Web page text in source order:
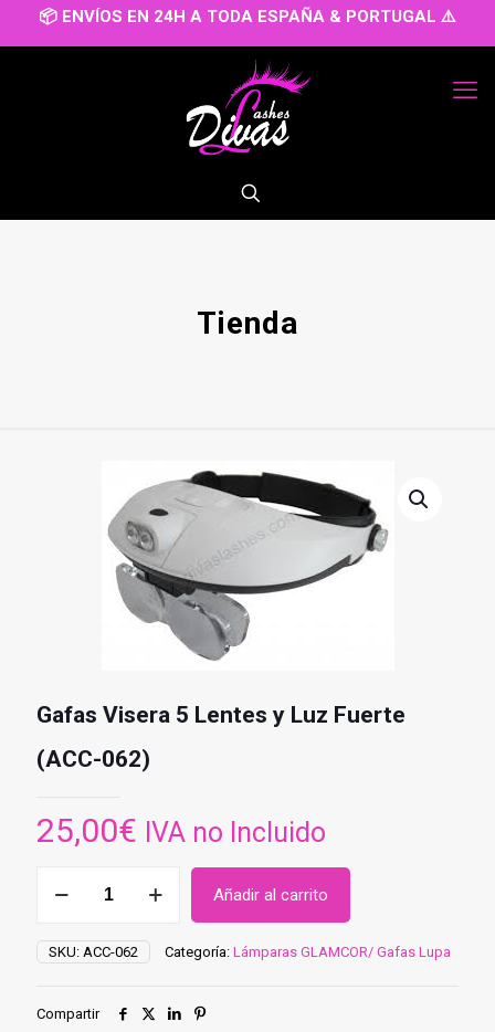
📦 ENVÍOS EN 24H A TODA ESPAÑA & PORTUGAL ⚠️
Tienda
Gafas Visera 5 Lentes y Luz Fuerte
(ACC-062)
25,00€ IVA no Incluido
Visera
Lentes
y
(ACC-
Añadir al carrito
SKU: ACC-062 Categoría: Lámparas GLAMCOR/ Gafas Lupa
Compartir